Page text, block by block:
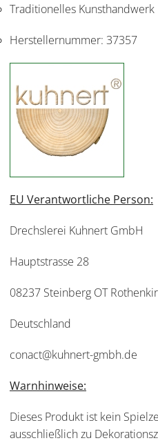
Traditionelles Kunsthandwerk
Herstellernummer: 37357
EU Verantwortliche Person:
Drechslerei Kuhnert GmbH
Hauptstrasse 28
08237 Steinberg OT
Deutschland
conact@kuhnert-gmbh.de
Warnhinweise:
Dieses Produkt ist kein
ausschließlich zu